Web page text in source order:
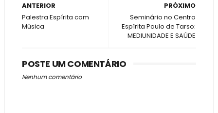
PRÓXIMO
Seminário no Centro
Espírita Paulo de Tarso:
MEDIUNIDADE E SAÚDE
ANTERIOR
Palestra Espírita com
Música
POSTE UM COMENTÁRIO
Nenhum comentário